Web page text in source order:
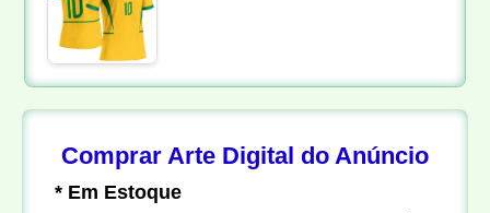
Comprar Arte Digital do Anúncio
* Em Estoque